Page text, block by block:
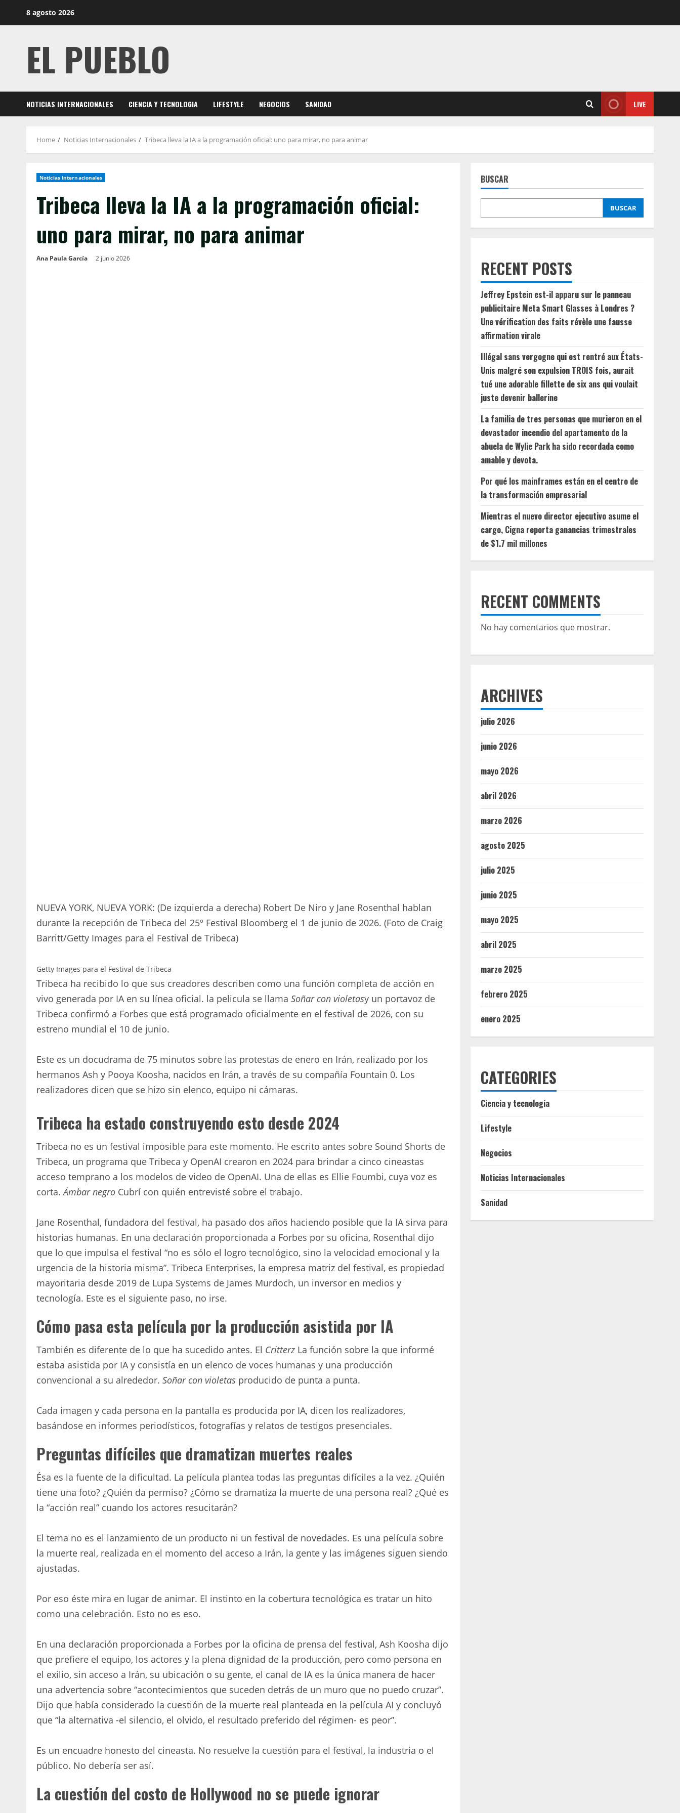
8 agosto 2026
EL PUEBLO
NOTICIAS INTERNACIONALES CIENCIA Y TECNOLOGIA LIFESTYLE NEGOCIOS SANIDAD LIVE
Home Noticias Internacionales Tribeca lleva la IA a la programación oficial: uno para mirar, no para animar
Noticias Internacionales
Tribeca lleva la IA a la programación oficial:
uno para mirar, no para animar
Ana Paula García 2 junio 2026
NUEVA YORK, NUEVA YORK: (De izquierda a derecha) Robert De Niro y Jane Rosenthal hablan
durante la recepción de Tribeca del 25º Festival Bloomberg el 1 de junio de 2026. (Foto de Craig
Barritt/Getty Images para el Festival de Tribeca)
Getty Images para el Festival de Tribeca
Tribeca ha recibido lo que sus creadores describen como una función completa de acción en
vivo generada por IA en su línea oficial. la pelicula se llama Soñar con violetasy un portavoz de
Tribeca confirmó a Forbes que está programado oficialmente en el festival de 2026, con su
estreno mundial el 10 de junio.
Este es un docudrama de 75 minutos sobre las protestas de enero en Irán, realizado por los
hermanos Ash y Pooya Koosha, nacidos en Irán, a través de su compañía Fountain 0. Los
realizadores dicen que se hizo sin elenco, equipo ni cámaras.
Tribeca ha estado construyendo esto desde 2024
Tribeca no es un festival imposible para este momento. He escrito antes sobre Sound Shorts de
Tribeca, un programa que Tribeca y OpenAI crearon en 2024 para brindar a cinco cineastas
acceso temprano a los modelos de video de OpenAI. Una de ellas es Ellie Foumbi, cuya voz es
corta.Ámbar negro Cubrí con quién entrevisté sobre el trabajo.
Jane Rosenthal, fundadora del festival, ha pasado dos años haciendo posible que la IA sirva para
historias humanas. En una declaración proporcionada a Forbes por su oficina, Rosenthal dijo
que lo que impulsa el festival “no es sólo el logro tecnológico, sino la velocidad emocional y la
urgencia de la historia misma”. Tribeca Enterprises, la empresa matriz del festival, es propiedad
mayoritaria desde 2019 de Lupa Systems de James Murdoch, un inversor en medios y
tecnología. Este es el siguiente paso, no irse.
Cómo pasa esta película por la producción asistida por IA
También es diferente de lo que ha sucedido antes. El Critterz La función sobre la que informé
estaba asistida por IA y consistía en un elenco de voces humanas y una producción
convencional a su alrededor. Soñar con violetas producido de punta a punta.
Cada imagen y cada persona en la pantalla es producida por IA, dicen los realizadores,
basándose en informes periodísticos, fotografías y relatos de testigos presenciales.
Preguntas difíciles que dramatizan muertes reales
Ésa es la fuente de la dificultad. La película plantea todas las preguntas difíciles a la vez. ¿Quién
tiene una foto? ¿Quién da permiso? ¿Cómo se dramatiza la muerte de una persona real? ¿Qué es
la “acción real” cuando los actores resucitarán?
El tema no es el lanzamiento de un producto ni un festival de novedades. Es una película sobre
la muerte real, realizada en el momento del acceso a Irán, la gente y las imágenes siguen siendo
ajustadas.
Por eso éste mira en lugar de animar. El instinto en la cobertura tecnológica es tratar un hito
como una celebración. Esto no es eso.
En una declaración proporcionada a Forbes por la oficina de prensa del festival, Ash Koosha dijo
que prefiere el equipo, los actores y la plena dignidad de la producción, pero como persona en
el exilio, sin acceso a Irán, su ubicación o su gente, el canal de IA es la única manera de hacer
una advertencia sobre “acontecimientos que suceden detrás de un muro que no puedo cruzar”.
Dijo que había considerado la cuestión de la muerte real planteada en la película AI y concluyó
que “la alternativa -el silencio, el olvido, el resultado preferido del régimen- es peor”.
Es un encuadre honesto del cineasta. No resuelve la cuestión para el festival, la industria o el
público. No debería ser así.
La cuestión del costo de Hollywood no se puede ignorar
BUSCAR
BUSCAR
RECENT POSTS
Jeffrey Epstein est-il apparu sur le panneau
publicitaire Meta Smart Glasses à Londres ?
Une vérification des faits révèle une fausse
affirmation virale
Illégal sans vergogne qui est rentré aux États-
Unis malgré son expulsion TROIS fois, aurait
tué une adorable fillette de six ans qui voulait
juste devenir ballerine
La familia de tres personas que murieron en el
devastador incendio del apartamento de la
abuela de Wylie Park ha sido recordada como
amable y devota.
Por qué los mainframes están en el centro de
la transformación empresarial
Mientras el nuevo director ejecutivo asume el
cargo, Cigna reporta ganancias trimestrales
de $1.7 mil millones
RECENT COMMENTS
No hay comentarios que mostrar.
ARCHIVES
julio 2026
junio 2026
mayo 2026
abril 2026
marzo 2026
agosto 2025
julio 2025
junio 2025
mayo 2025
abril 2025
marzo 2025
febrero 2025
enero 2025
CATEGORIES
Ciencia y tecnologia
Lifestyle
Negocios
Noticias Internacionales
Sanidad